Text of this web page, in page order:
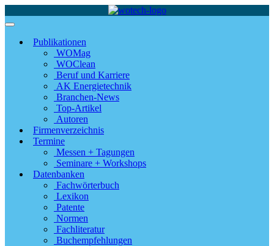
Publikationen
WOMag
WOClean
Beruf und Karriere
AK Energietechnik
Branchen-News
Top-Artikel
Autoren
Firmenverzeichnis
Termine
Messen + Tagungen
Seminare + Workshops
Datenbanken
Fachwörterbuch
Lexikon
Patente
Normen
Fachliteratur
Buchempfehlungen